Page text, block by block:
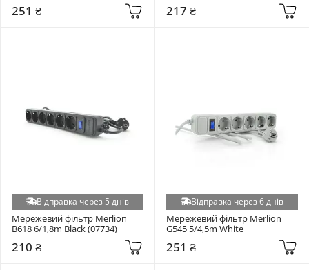
251 ₴ 217 ₴
Відправка через 5 днів
Мережевий фільтр Merlion
B618 6/1,8m Black (07734)
210 ₴
Відправка через 6 днів
Мережевий фільтр Merlion
G545 5/4,5m White
251 ₴